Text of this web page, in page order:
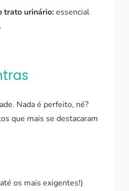
trato urinário:essencial
Nada é perfeito, né?
que mais se destacaram
os mais exigentes!)